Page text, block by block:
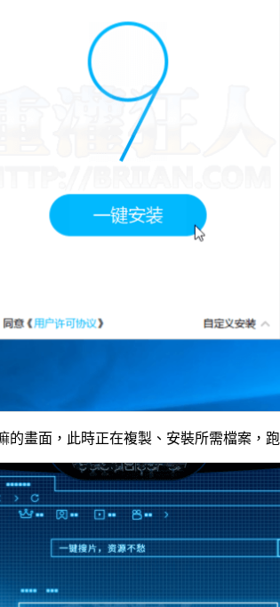
的畫面，此時正在複製、安裝所需檔案，